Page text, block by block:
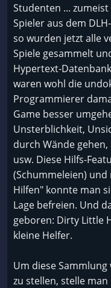
Studenten ...
Spieler aus dem
so wurden jetzt alle
Spiele gesammelt
Hypertext-
waren wohl die
Programmierer
Game besser
Unsterblichkeit,
durch Wände
usw. Diese Hilfs-
(Schummeleien)
Hilfen" konnte man
Lage befreien. Und
geboren: Dirty Little
kleine Helfer.
Um diese
zu stellen, stelle